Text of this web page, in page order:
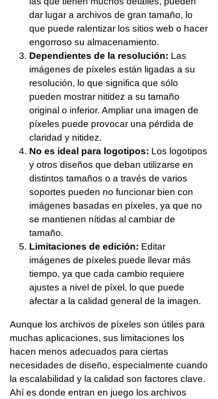
dar lugar a archivos de gran tamaño, lo
que puede ralentizar los sitios web o hacer
engorroso su almacenamiento.
Dependientes de la resolución: Las
imágenes de píxeles están ligadas a su
resolución, lo que significa que sólo
pueden mostrar nitidez a su tamaño
original o inferior. Ampliar una imagen de
píxeles puede provocar una pérdida de
claridad y nitidez.
No es ideal para logotipos: Los logotipos
y otros diseños que deban utilizarse en
distintos tamaños o a través de varios
soportes pueden no funcionar bien con
imágenes basadas en píxeles, ya que no
se mantienen nítidas al cambiar de
tamaño.
Limitaciones de edición: Editar
imágenes de píxeles puede llevar más
tiempo, ya que cada cambio requiere
ajustes a nivel de píxel, lo que puede
afectar a la calidad general de la imagen.
Aunque los archivos de píxeles son útiles para
muchas aplicaciones, sus limitaciones los
hacen menos adecuados para ciertas
necesidades de diseño, especialmente cuando
la escalabilidad y la calidad son factores clave.
Ahí es donde entran en juego los archivos